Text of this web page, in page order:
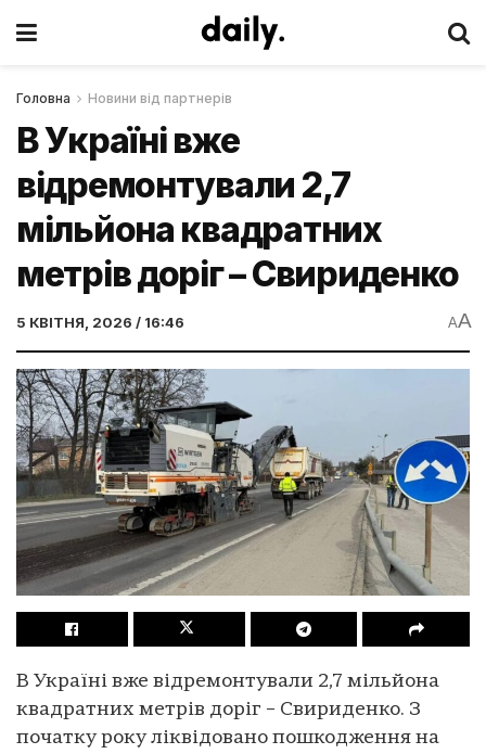
Головна Новини від партнерів
В Україні вже
відремонтували 2,7
мільйона квадратних
метрів доріг – Свириденко
5 КВІТНЯ, 2026 / 16:46 AA
В Україні вже відремонтували 2,7 мільйона
квадратних метрів доріг – Свириденко. З
початку року ліквідовано пошкодження на